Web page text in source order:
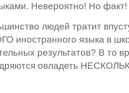
Невероятно! Но факт!
людей тратит
иностранного языка в
результатов? В то
овладеть